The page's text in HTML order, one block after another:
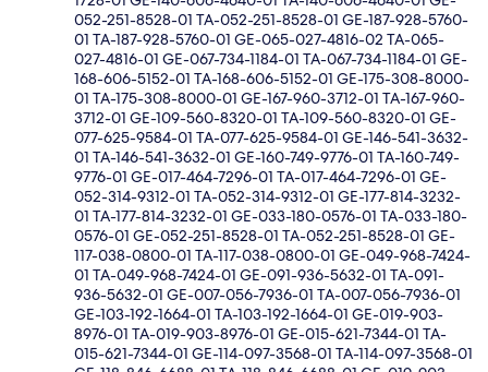
052-251-8528-01 TA-052-251-8528-01 GE-187-928-5760-
01 TA-187-928-5760-01 GE-065-027-4816-02 TA-065-
027-4816-01 GE-067-734-1184-01 TA-067-734-1184-01 GE-
168-606-5152-01 TA-168-606-5152-01 GE-175-308-8000-
01 TA-175-308-8000-01 GE-167-960-3712-01 TA-167-960-
3712-01 GE-109-560-8320-01 TA-109-560-8320-01 GE-
077-625-9584-01 TA-077-625-9584-01 GE-146-541-3632-
01 TA-146-541-3632-01 GE-160-749-9776-01 TA-160-749-
9776-01 GE-017-464-7296-01 TA-017-464-7296-01 GE-
052-314-9312-01 TA-052-314-9312-01 GE-177-814-3232-
01 TA-177-814-3232-01 GE-033-180-0576-01 TA-033-180-
0576-01 GE-052-251-8528-01 TA-052-251-8528-01 GE-
117-038-0800-01 TA-117-038-0800-01 GE-049-968-7424-
01 TA-049-968-7424-01 GE-091-936-5632-01 TA-091-
936-5632-01 GE-007-056-7936-01 TA-007-056-7936-01
GE-103-192-1664-01 TA-103-192-1664-01 GE-019-903-
8976-01 TA-019-903-8976-01 GE-015-621-7344-01 TA-
015-621-7344-01 GE-114-097-3568-01 TA-114-097-3568-01